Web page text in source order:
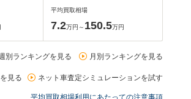
平均買取相場
7.2万円～ 150.5万円
別ランキングを見る 月別ランキングを見る
見る ネット車査定シミュレーションを試す
平均買取相場利用にあたっての注意事項